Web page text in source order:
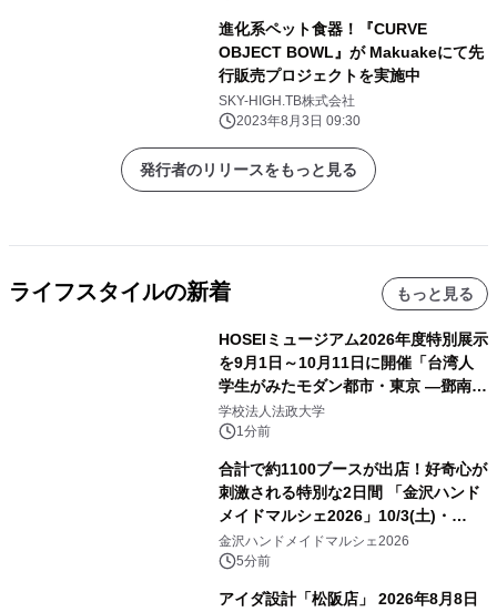
進化系ペット食器！『CURVE
OBJECT BOWL』が Makuakeにて先
行販売プロジェクトを実施中
SKY-HIGH.TB株式会社
2023年8月3日 09:30
発行者のリリースをもっと見る
ライフスタイルの新着 もっと見る
HOSEIミュージアム2026年度特別展示
を9月1日～10月11日に開催「台湾人
学生がみたモダン都市・東京 ―鄧南光
と法政大学の1930年代―」
学校法人法政大学
1分前
合計で約1100ブースが出店！好奇心が
刺激される特別な2日間 「金沢ハンド
メイドマルシェ2026」10/3(土)・
10/4(日)開催
金沢ハンドメイドマルシェ2026
5分前
アイダ設計「松阪店」 2026年8月8日